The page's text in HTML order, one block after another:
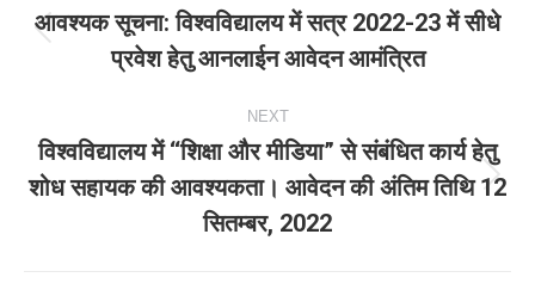
navigation
Previous
post:
आवश्‍यक सूचना: विश्‍वविद्यालय में सत्र 2022-23 में सीधे
प्रवेश हेतु आनलाईन आवेदन आमंत्रित
NEXT
Next
post:
विश्‍वविद्यालय में ‘‘शिक्षा और मीडिया” से संबंधित कार्य हेतु
शोध सहायक की आवश्यकता। आवेदन की अंतिम तिथि 12
सितम्बर, 2022